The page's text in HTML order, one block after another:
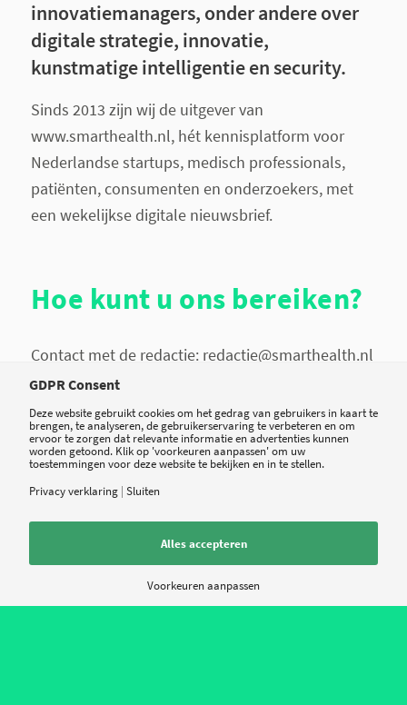
innovatiemanagers, onder andere over
digitale strategie, innovatie,
kunstmatige intelligentie en security.
Sinds 2013 zijn wij de uitgever van
www.smarthealth.nl, hét kennisplatform voor
Nederlandse startups, medisch professionals,
patiënten, consumenten en onderzoekers, met
een wekelijkse digitale nieuwsbrief.
Hoe kunt u ons bereiken?
Contact met de redactie: redactie@smarthealth.nl
Onze Smarthealth nieuwsbrief ontvangen?
Tweet Share Share
GDPR Consent
Deze website gebruikt cookies om het gedrag van gebruikers in kaart te
brengen, te analyseren, de gebruikerservaring te verbeteren en om
ervoor te zorgen dat relevante informatie en advertenties kunnen
worden getoond. Klik op 'voorkeuren aanpassen' om uw
toestemmingen voor deze website te bekijken en in te stellen.
Privacy verklaring | Sluiten
Alles accepteren
Voorkeuren aanpassen